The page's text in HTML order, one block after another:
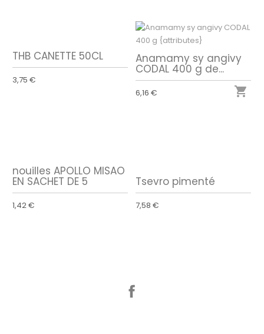
THB CANETTE 50CL
3,75 €
Anamamy sy angivy
CODAL 400 g de...
6,16 € 
nouilles APOLLO MISAO
EN SACHET DE 5
1,42 €
Tsevro pimenté
7,58 €